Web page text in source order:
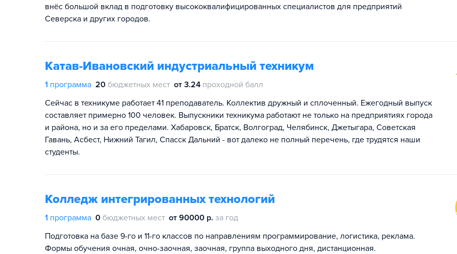
внёс большой вклад в подготовку высококвалифицированных специалистов для предприятий
Северска и других городов.
Катав-Ивановский индустриальный техникум
1 программа 20 бюджетных мест от 3.24 проходной балл
Сейчас в техникуме работает 41 преподаватель. Коллектив дружный и сплоченный. Ежегодный выпуск
составляет примерно 100 человек. Выпускники техникума работают не только на предприятиях города
и района, но и за его пределами. Хабаровск, Братск, Волгоград, Челябинск, Джетыгара, Советская
Гавань, Асбест, Нижний Тагил, Спасск Дальний - вот далеко не полный перечень, где трудятся наши
студенты.
Колледж интегрированных технологий
1 программа 0 бюджетных мест от 90000 р. за год
Подготовка на базе 9-го и 11-го классов по направлениям программирование, логистика, реклама.
Формы обучения очная, очно-заочная, заочная, группа выходного дня, дистанционная.